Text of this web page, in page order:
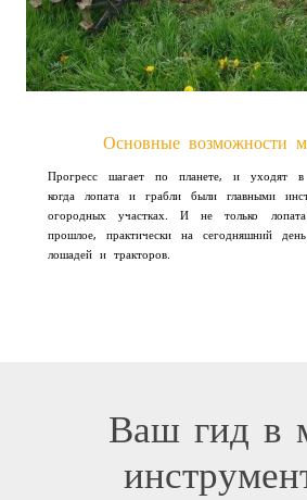
Основные возможности
Прогресс шагает по планете, и уходят
когда лопата и грабли были главными
огородных участках. И не только
прошлое, практически на сегодняшний
лошадей и тракторов.
Ваш гид в